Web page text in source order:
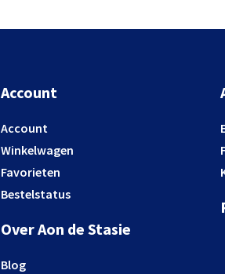
Account
Account
Winkelwagen
Favorieten
Bestelstatus
Over Aon de Stasie
Blog